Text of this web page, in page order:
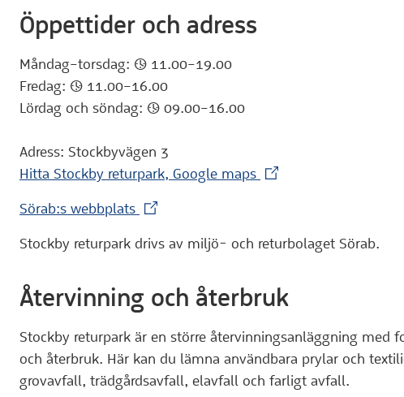
Öppettider och adress
Måndag–torsdag: :klocka: 11.00–19.00
Fredag: :klocka: 11.00–16.00
Lördag och söndag: :klocka: 09.00–16.00
Adress: Stockbyvägen 3
Hitta Stockby returpark, Google maps (Extern webbplats)
Sörab:s webbplats (Extern webbplats)
Stockby returpark drivs av miljö- och returbolaget Sörab.
Återvinning och återbruk
Stockby returpark är en större återvinningsanläggning med
och återbruk. Här kan du lämna användbara prylar och
grovavfall, trädgårdsavfall, elavfall och farligt avfall.